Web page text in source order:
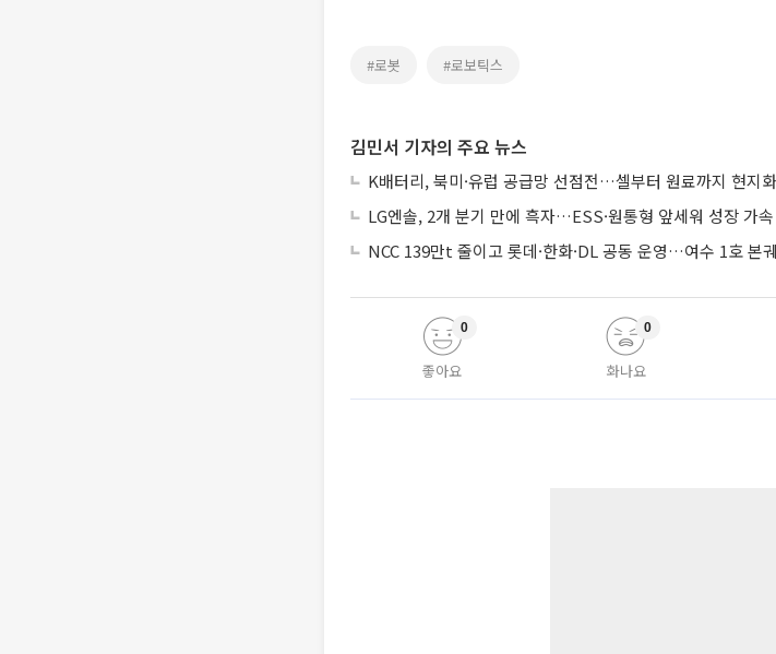
#로봇 #로보틱스
김민서 기자의 주요 뉴스
K배터리, 북미·유럽 공급망 선점전…셀부터 원료까지 현지화
LG엔솔, 2개 분기 만에 흑자…ESS·원통형 앞세워 성장 가속
NCC 139만t 줄이고 롯데·한화·DL 공동 운영…여수 1호 본
좋아요
0
화나요
0